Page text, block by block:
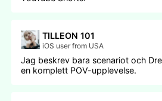
TILLEON 101
iOS user from USA
Jag beskrev bara scenariot och
en komplett POV-upplevelse.